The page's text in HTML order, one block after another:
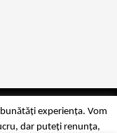
2026experiența. Vom
dar puteți renunța,